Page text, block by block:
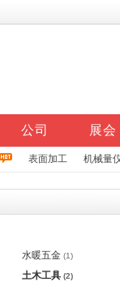
公司 展会
表面加工 机械量
水暖五金 (1)
土木工具 (2)